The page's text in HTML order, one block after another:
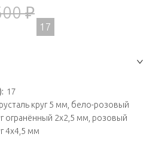
₽
17
17
круг 5 мм, бело-розовый
огранённый 2х2,5 мм, розовый
4х4,5 мм